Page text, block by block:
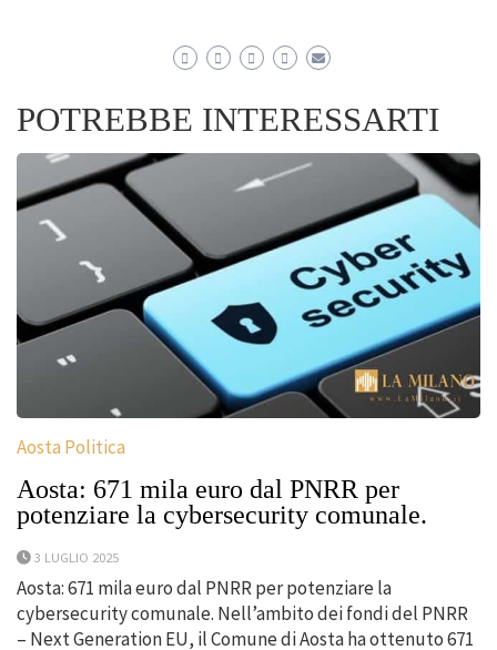
POTREBBE INTERESSARTI
Aosta Politica
Aosta: 671 mila euro dal PNRR per
potenziare la cybersecurity comunale.
3 LUGLIO 2025
Aosta: 671 mila euro dal PNRR per potenziare la
cybersecurity comunale. Nell’ambito dei fondi del PNRR
– Next Generation EU, il Comune di Aosta ha ottenuto 671